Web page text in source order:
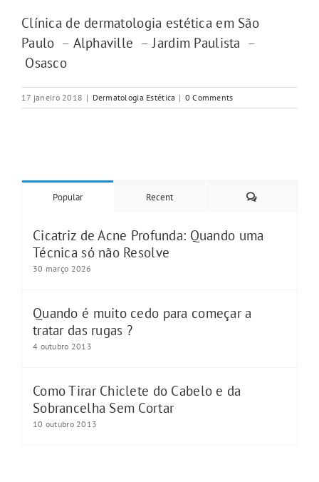
Clínica de dermatologia estética em São
Paulo – Alphaville –Jardim Paulista –
Osasco
17 janeiro 2018 | Dermatologia Estética | 0 Comments
Popular Recent Comments
Cicatriz de Acne Profunda: Quando uma
Técnica só não Resolve
30 março 2026
Quando é muito cedo para começar a
tratar das rugas ?
4 outubro 2013
Como Tirar Chiclete do Cabelo e da
Sobrancelha Sem Cortar
10 outubro 2013